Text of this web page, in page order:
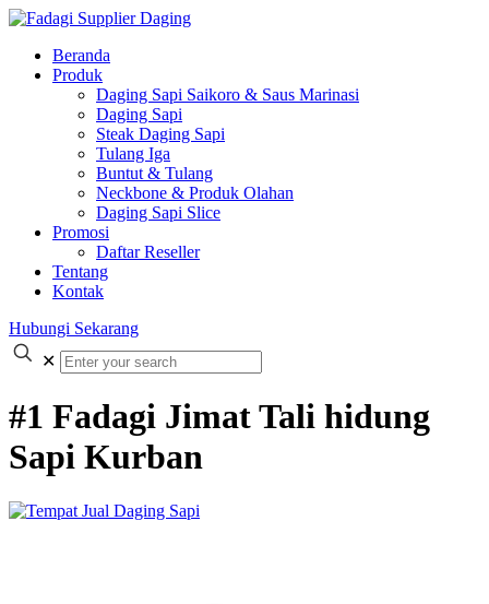
Beranda
Produk
Daging Sapi Saikoro & Saus Marinasi
Daging Sapi
Steak Daging Sapi
Tulang Iga
Buntut & Tulang
Neckbone & Produk Olahan
Daging Sapi Slice
Promosi
Daftar Reseller
Tentang
Kontak
Hubungi Sekarang
✕
#1 Fadagi Jimat Tali hidung
Sapi Kurban